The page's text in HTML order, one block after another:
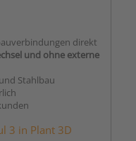
direkt
und ohne externe
Stahlbau
3 in Plant 3D